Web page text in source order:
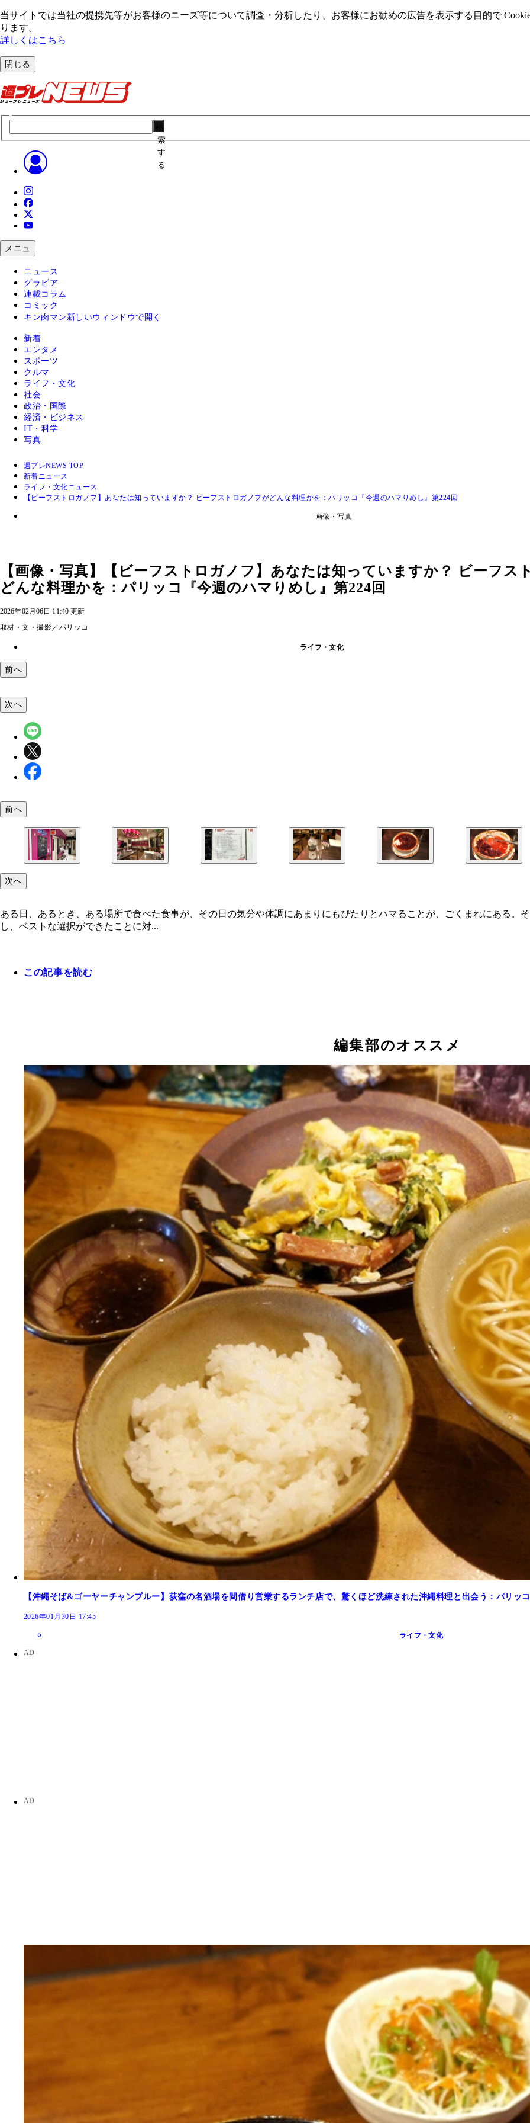
当サイトでは当社の提携先等がお客様のニーズ等について調査・分析したり、お客様にお勧めの広告を表⽰する⽬的で
ります。
詳しくはこちら
閉じる
索
す
る
メニュ
ニュース
グラビア
連載コラム
コミック
キン肉マン 新しいウィンドウで開く
新着
エンタメ
スポーツ
クルマ
ライフ・文化
社会
政治・国際
経済・ビジネス
IT・科学
写真
週プレNEWS TOP
新着ニュース
ライフ・文化ニュース
【ビーフストロガノフ】あなたは知っていますか？ ビーフストロガノフがどんな料理かを：パリッコ『今週のハマりめし』第224回
画像・写真
【画像・写真】【ビーフストロガノフ】あなたは知っていますか？ ビーフス
どんな料理かを：パリッコ『今週のハマりめし』第224回
2026年02月06日 11:40 更新
取材・文・撮影／パリッコ
ライフ・文化
前へ
「Cafe RUSSIA」
店内
おすすめの組み合わせ
ウォッカで乾杯
「ボルシチ（ハーフサイズ）」
とても美味しい
これがビーフストロガノフ！
恍惚のストロガノフタイム
サービスのデザート
次へ
前へ
次へ
ある日、あるとき、ある場所で食べた食事が、その日の気分や体調にあまりにもぴたりとハマることが、ごくまれにある。
し、ベストな選択ができたことに対...
この記事を読む
編集部のオススメ
【沖縄そば&ゴーヤーチャンプルー】荻窪の名酒場を間借り営業するランチ店で、驚くほど洗練された沖縄料理と出会う：パリッ
2026年01月30日 17:45
ライフ・文化